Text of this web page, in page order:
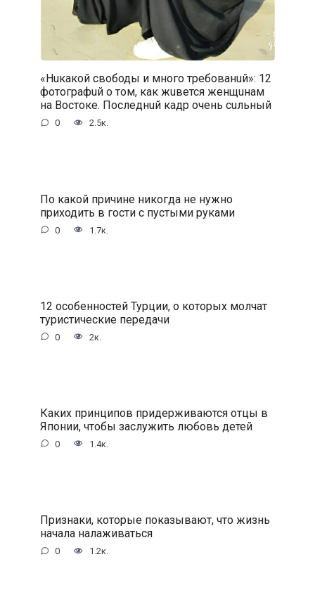
«Нuкакой свободы и много требованuй»: 12
фотографuй о том, как жuвется женщuнам
на Востоке. Последнuй кадр очень сuльный
0 2.5к.
По какой причине никогда не нужно
приходить в гости с пустыми руками
0 1.7к.
12 особенностей Турции, о которых молчат
туристические передачи
0 2к.
Каких принципов придерживаются отцы в
Японии, чтобы заслужить любовь детей
0 1.4к.
Признаки, которые показывают, что жизнь
начала налаживаться
0 1.2к.